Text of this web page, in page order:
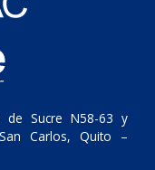
de Sucre N58-63 y
Carlos, Quito –